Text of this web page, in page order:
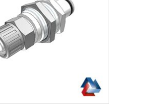
WEITERLESEN